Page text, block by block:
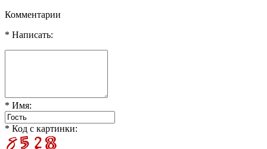
Комментарии
* Написать:
* Имя:
* Код с картинки: